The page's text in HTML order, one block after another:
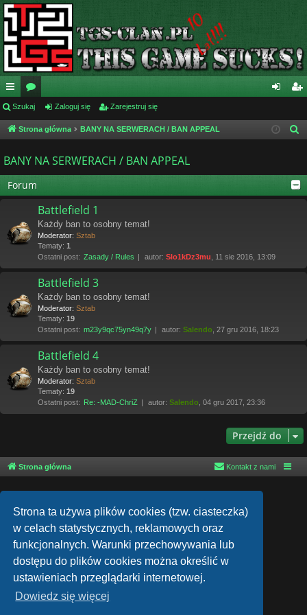
Strona ta używa plików cookies (tzw. ciasteczka)
w celach statystycznych, reklamowych oraz
funkcjonalnych. Warunki przechowywania lub
dostępu do plików cookies można określić w
ustawieniach przeglądarki internetowej.
Dowiedz się więcej
ię
ce
or
a og ej
j
Szukaj Zaloguj się Zarejestruj się
Strona główna BANY NA SERWERACH / BAN APPEAL
k
a
BANY NA SERWERACH / BAN APPEAL
Forum
Battlefield 1
Każdy ban to osobny temat!
Moderator: Sztab
Tematy: 1
Ostatni post: Zasady / Rules autor: Slo1kDz3mu , 11 sie 2016, 13:09
Battlefield 3
Każdy ban to osobny temat!
Moderator: Sztab
Tematy: 19
Ostatni post: m23y9qc75yn49q7y autor: Salendo , 27 gru 2016, 18:23
Battlefield 4
Każdy ban to osobny temat!
Moderator: Sztab
Tematy: 19
Ostatni post:
Re: -MAD-ChriZ autor: Salendo , 04 gru 2017, 23:36
Przejdź do
Strona główna Kontakt z nami
Technologię dostarcza
Style autor:Arty- phpBB 3.3 autor: MrGaby
Polski pakiet językowy dostarcza